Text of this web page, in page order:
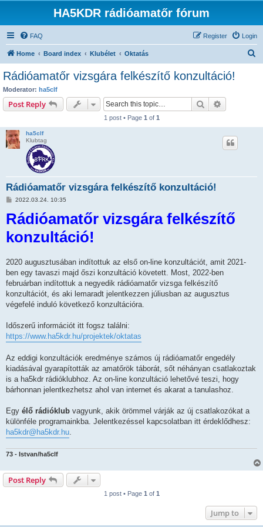
HA5KDR rádióamatőr fórum
FAQ Login
Register
Home Board index Klubélet Oktatás
Rádióamatőr vizsgára felkészítő konzultáció!
Moderator: ha5clf
Post Reply Search
1 post • Page 1 of 1
ha5clf
Klubtag
Rádióamatőr vizsgára felkészítő konzultáció!
P
s
t
2022.03.24. 10:35
Rádióamatőr vizsgára felkészítő
konzultáció!
2020 augusztusában indítottuk az első on-line konzultációt, amit 2021-
ben egy tavaszi majd őszi konzultáció követett. Most, 2022-ben
februárban indítottuk a negyedik rádióamatőr vizsga felkészítő
konzultációt, és aki lemaradt jelentkezzen júliusban az augusztus
végefelé induló következő konzultációra.
Időszerű információt itt fogsz találni:
https://www.ha5kdr.hu/projektek/oktatas
Az eddigi konzultációk eredménye számos új rádióamatőr engedély
kiadásával gyarapították az amatőrök táborát, sőt néhányan csatlakoztak
is a ha5kdr rádióklubhoz. Az on-line konzultáció lehetővé teszi, hogy
bárhonnan jelentkezhetsz ahol van internet és akarat a tanulashoz.
Egy élő rádióklub vagyunk, akik örömmel várják az új csatlakozókat a
különféle programainkba. Jelentkezéssel kapcsolatban itt érdeklődhesz:
ha5kdr@ha5kdr.hu
73 - Istvan/ha5clf
Post Reply
1 post • Page 1 of 1
Jump to